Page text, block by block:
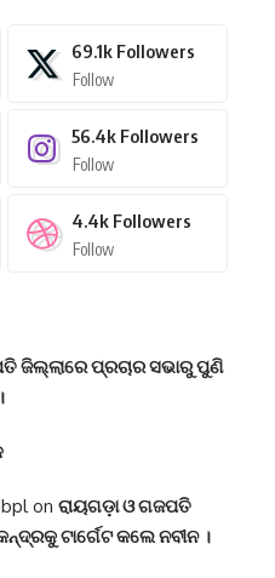
69.1k Followers
Follow
56.4k Followers
Follow
4.4k Followers
Follow
ଜିଲ୍ଲାରେ ପ୍ରଚାର ସଭାରୁ ପୁଣି
on ରାୟଗଡ଼ା ଓ ଗଜପତି
ଟାର୍ଗେଟ କଲେ ନବୀନ ।